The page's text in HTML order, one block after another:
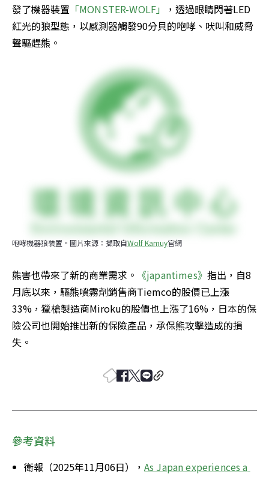
發了機器裝置 「MONSTER-WOLF」
，透過眼睛閃著LED
紅光的狼型態，以感測器觸發90分貝的咆哮、吠叫和威脅
聲驅趕熊。
咆哮機器狼裝置。圖片來源：擷取自Wolf Kamuy官網
熊害也帶來了新的商業需求。 《japantimes》 指出，自8
月底以來，驅熊噴霧劑銷售商Tiemco的股價已上漲
33%，獵槍製造商Miroku的股價也上漲了16%，日本的保
險公司也開始推出新的保險產品，承保熊攻擊造成的損
失。
參考資料
衛報（2025年11月06日）， As Japan experiences a